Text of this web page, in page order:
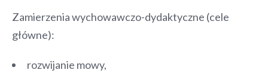
Zamierzenia wychowawczo-dydaktyczne (cele
główne):
rozwijanie mowy,